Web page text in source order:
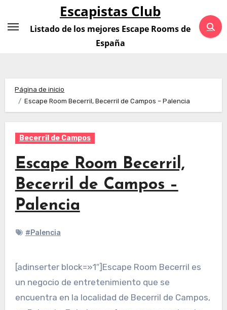
contenido
Escapistas Club
Listado de los mejores Escape Rooms de
España
Página de inicio
Escape Room Becerril, Becerril de Campos – Palencia
Becerril de Campos
Escape Room Becerril,
Becerril de Campos –
Palencia
#Palencia
[adinserter block=»1″]Escape Room Becerril es
un negocio de entretenimiento que se
encuentra en la localidad de Becerril de Campos,